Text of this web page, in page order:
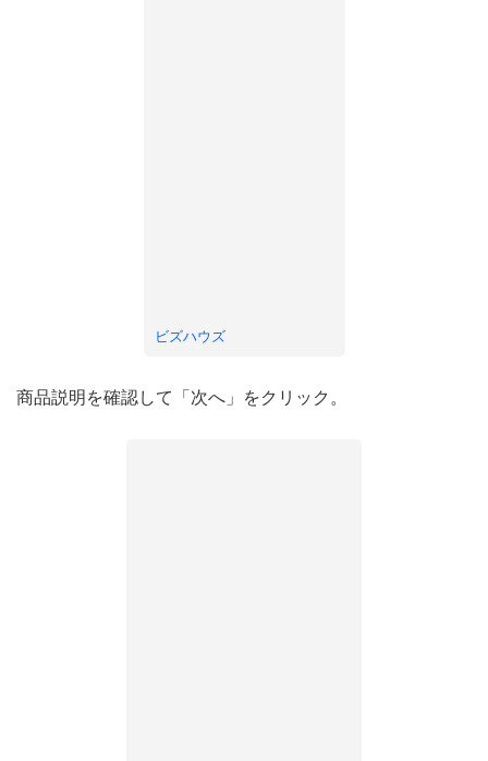
ビズハウズ
商品説明を確認して「次へ」をクリック。